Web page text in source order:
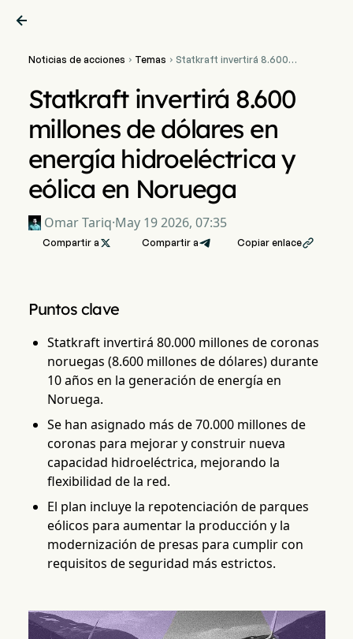

Noticias de acciones  Temas  Statkraft invertirá 8.600
eólica en Noruega
Statkraft invertirá 8.600
millones de dólares en
energía hidroeléctrica y
eólica en Noruega
Omar Tariq·May 19 2026, 07:35
Compartir a  Compartir a Copiar enlace
Puntos clave
Statkraft invertirá 80.000 millones de coronas
noruegas (8.600 millones de dólares) durante
10 años en la generación de energía en
Noruega.
Se han asignado más de 70.000 millones de
coronas para mejorar y construir nueva
capacidad hidroeléctrica, mejorando la
flexibilidad de la red.
El plan incluye la repotenciación de parques
eólicos para aumentar la producción y la
modernización de presas para cumplir con
requisitos de seguridad más estrictos.